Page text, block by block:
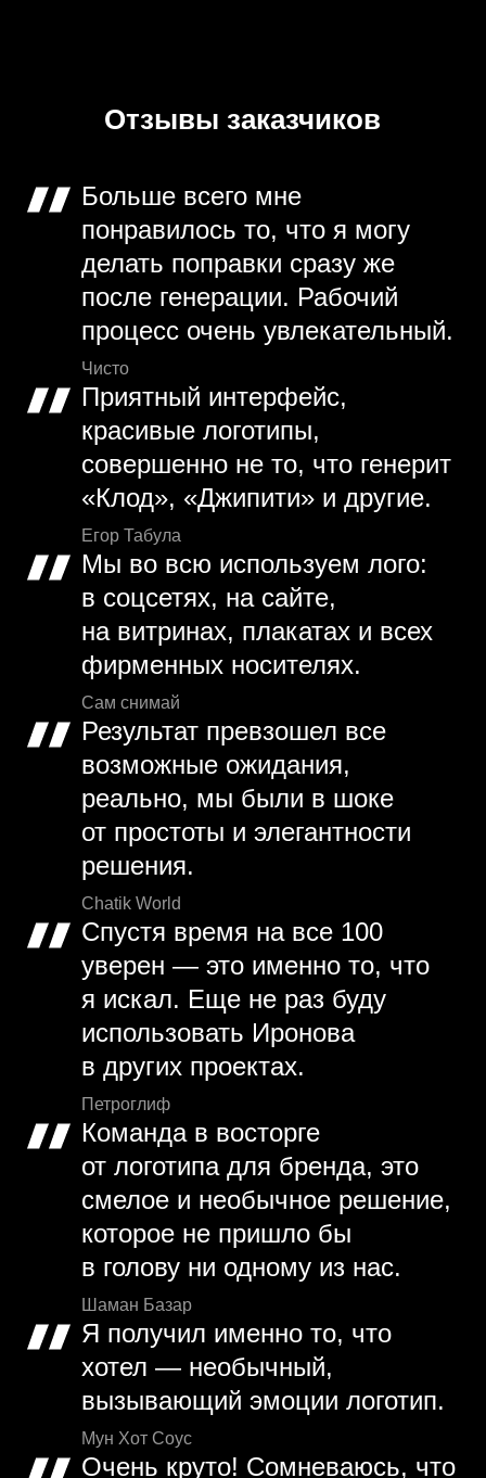
Отзывы заказчиков
Больше всего мне
понравилось то, что я могу
делать поправки сразу же
после генерации. Рабочий
процесс очень увлекательный.
Чисто
Приятный интерфейс,
красивые логотипы,
совершенно не то, что генерит
«Клод», «Джипити» и другие.
Егор Табула
Мы во всю используем лого:
в соцсетях, на сайте,
на витринах, плакатах и всех
фирменных носителях.
Сам снимай
Результат превзошел все
возможные ожидания,
реально, мы были в шоке
от простоты и элегантности
решения.
Chatik World
Спустя время на все 100
уверен — это именно то, что
я искал. Еще не раз буду
использовать Иронова
в других проектах.
Петроглиф
Команда в восторге
от логотипа для бренда, это
смелое и необычное решение,
которое не пришло бы
в голову ни одному из нас.
Шаман Базар
Я получил именно то, что
хотел — необычный,
вызывающий эмоции логотип.
Мун Хот Соус
Очень круто! Сомневаюсь, что